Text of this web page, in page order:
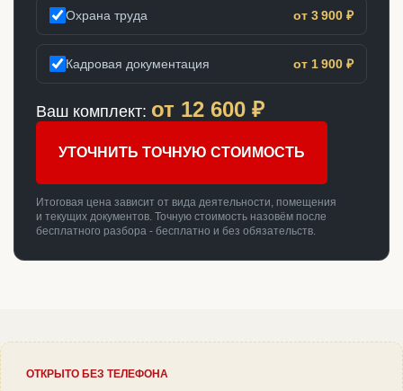
Охрана труда от 3 900 ₽
Кадровая документация от 1 900 ₽
Ваш комплект: от 12 600 ₽
УТОЧНИТЬ ТОЧНУЮ СТОИМОСТЬ
Итоговая цена зависит от вида деятельности, помещения
и текущих документов. Точную стоимость назовём после
бесплатного разбора - бесплатно и без обязательств.
ОТКРЫТО БЕЗ ТЕЛЕФОНА